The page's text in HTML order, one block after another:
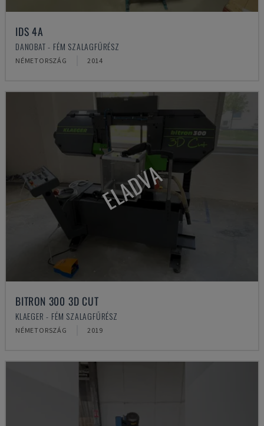
IDS 4A
DANOBAT - FÉM SZALAGFŰRÉSZ
NÉMETORSZÁG 2014
ELADVA
BITRON 300 3D CUT
KLAEGER - FÉM SZALAGFŰRÉSZ
NÉMETORSZÁG 2019